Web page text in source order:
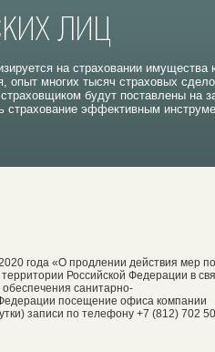
на страховании
опыт многих тысяч страховых
будут поставлены на
эффективным
года «О продлении действия мер по
Российской Федерации в
санитарно-
посещение офиса компании
записи по телефону +7 (812) 702 50